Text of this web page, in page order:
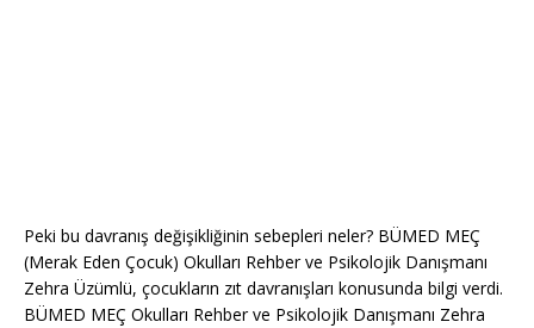
Peki bu davranış değişikliğinin sebepleri neler? BÜMED MEÇ
(Merak Eden Çocuk) Okulları Rehber ve Psikolojik Danışmanı
Zehra Üzümlü, çocukların zıt davranışları konusunda bilgi verdi.
BÜMED MEÇ Okulları Rehber ve Psikolojik Danışmanı Zehra